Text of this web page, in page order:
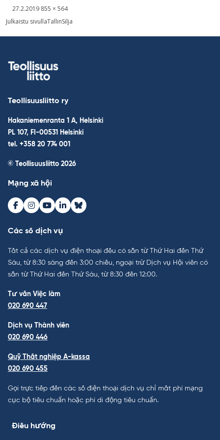
Kirjoitettu
27.2.2019 Täysikokoinen
855 × 564
Post
Julkaistu sivullaTallinSilja
Teollisuusliitto ry
Hakaniemenranta 1 A, Helsinki
PL 107, FI-00531 Helsinki
tel. +358 20 774 001
© Teollisuusliitto 2026
Mạng xã hội
Facebook
Instagram
Youtube
LinkedInBluesky
Các số dịch vụ
Tất cả các dịch vụ điện thoại đều có sẵn từ Thứ Hai đến Thứ
Sáu, từ 8:30 sáng đến 3:00 chiều, ngoại trừ Dịch vụ Hội viên có
sẵn từ Thứ Hai đến Thứ Sáu, từ 8:30 đến 12:00.
Tư vấn Việc làm
020 690 447
Dịch vụ Thành viên
020 690 446
Quỹ Thất nghiệp A-kassa
020 690 455
Gọi trực tiếp đến các số điện thoại dịch vụ chỉ mất phí mạng
cục bộ tiêu chuẩn hoặc phí di động tiêu chuẩn.
Điều hướng